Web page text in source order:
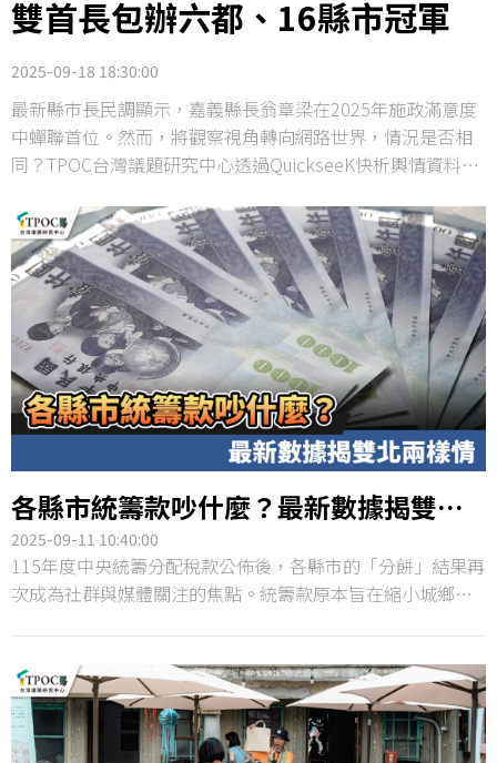
雙首長包辦六都、16縣市冠軍
2025-09-18 18:30:00
最新縣市長民調顯示，嘉義縣長翁章梁在2025年施政滿意度
中蟬聯首位。然而，將觀察視角轉向網路世界，情況是否相
同？TPOC台灣議題研究中心透過QuickseeK快析輿情資料
示，六都冠軍由高雄市長陳其邁拿下，非六都則由嘉義縣長
翁章梁稱霸，兩人雙雙包辦六都與16縣市的好感度第一，展
現綠營執政縣市在網路聲量場域的受到民眾的支持。
各縣市統籌款吵什麼？最新數據揭雙北
兩樣情
2025-09-11 10:40:00
115年度中央統籌分配稅款公佈後，各縣市的「分餅」結果再
次成為社群與媒體關注的焦點。統籌款原本旨在縮小城鄉差
TPOC台灣議題研究中心透過QuickseeK快析輿情資料庫觀測
22縣市的討論聲量，並將其與統籌款人均配額交叉比對，發
現人均配額相差近一倍的雙北縣市，討論度皆佔據前二位